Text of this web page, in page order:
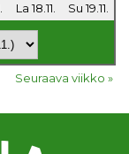
La 18.11. Su 19.11.
Seuraava viikko »